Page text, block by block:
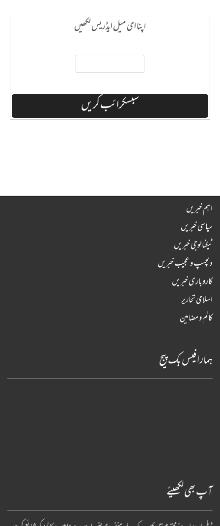
اپنا ای میل ایڈریس لکھیں
اہم خبریں
سیاسی خبریں
ٹیکنالوجی خبریں
دلچسپ و عجیب خبریں
کاروباری خبریں
اسلامی تحاریر
کالم و مضامین
ہمارا فیس بک پیج
آپ بھی لکھیئے